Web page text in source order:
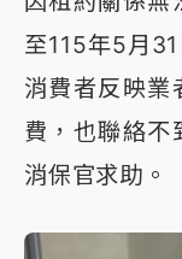
至115年5月
消費者反映業
費，也聯絡不
消保官求助。